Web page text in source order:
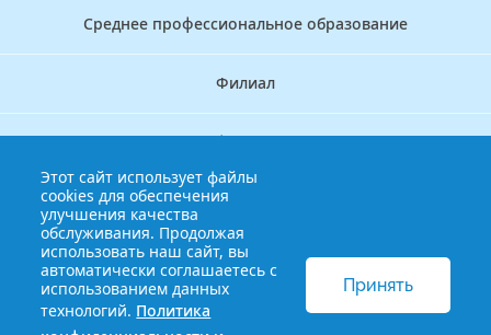
Среднее профессиональное образование
Филиал
Дополнительное профессиональное образование
Аккредитационно — симуляционный центр
Бережливый колледж
Этот сайт использует файлы
cookies для обеспечения
улучшения качества
обслуживания. Продолжая
использовать наш сайт, вы
автоматически соглашаетесь с
использованием данных
технологий. Политика
Принять